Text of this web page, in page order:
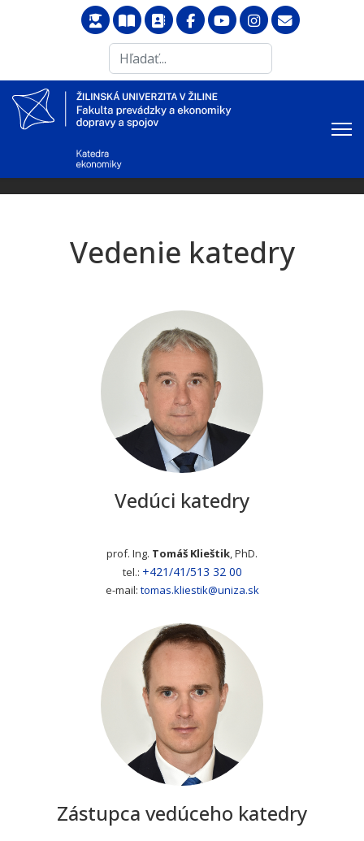
...
Vedenie katedry
Vedúci katedry
prof. Ing. Tomáš Klieštik, PhD.
tel.: +421/41/513 32 00
e-mail: tomas.kliestik@uniza.sk
Zástupca vedúceho katedry